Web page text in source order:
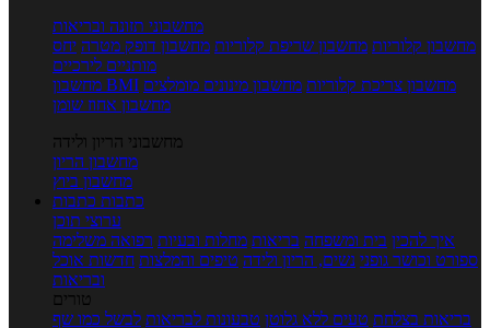
מחשבוני תזונה ובריאות
מחשבון קלוריות מחשבון שריפת קלוריות מחשבון דופק מטרה יחס
מותניים לירכיים
מחשבון BMI
מחשבון צריכת קלוריות מחשבון מינונים מומלצים
מחשבון אחוז שומן
מחשבוני הריון ולידה
מחשבון הריון
מחשבון ביוץ
כתבות כתבות
ערוצי תוכן
איך להכין בית ומשפחה בריאות מחלות ובעיות רפואה משלימה
ספורט וכושר גופני נשים, הריון ולידה טיפים והמלצות חדשות אוכל
ובריאות
טורים
בריאות בצלחת טעים ללא גלוטן טבעונות לבריאות לבשל כמו שף